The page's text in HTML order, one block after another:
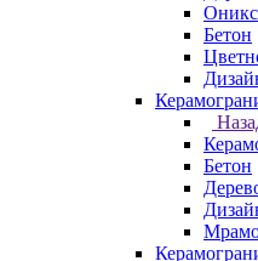
Оникс
Бетон
Бетон